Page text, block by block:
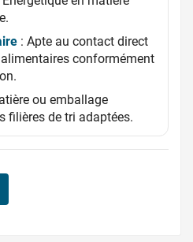
: Apte au contact direct
conformément
ou emballage
filières de tri adaptées.